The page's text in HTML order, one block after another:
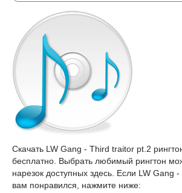
Скачать LW Gang - Third traitor pt.2
бесплатно. Выбрать любимый рингтон
нарезок доступных здесь. Если LW Gang
вам понравился, нажмите ниже: